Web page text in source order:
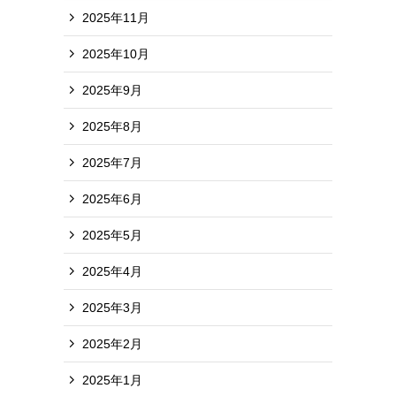
2025年11月
2025年10月
2025年9月
2025年8月
2025年7月
2025年6月
2025年5月
2025年4月
2025年3月
2025年2月
2025年1月